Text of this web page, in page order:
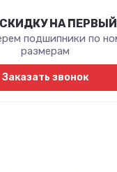
НА
подшипники по
размерам
Заказать звонок